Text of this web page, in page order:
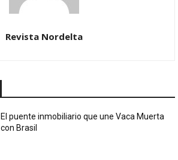
Revista Nordelta
El puente inmobiliario que une Vaca Muerta
con Brasil